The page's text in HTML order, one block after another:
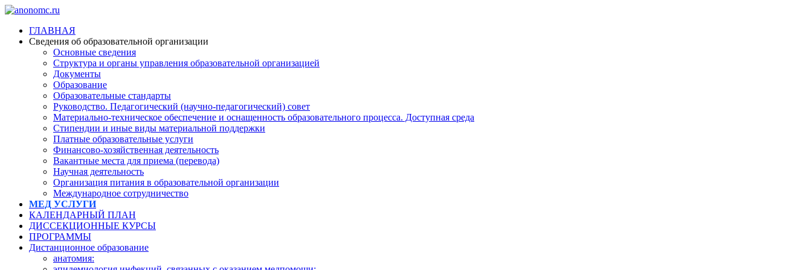
ГЛАВНАЯ
Сведения об образовательной организации
Основные сведения
Структура и органы управления образовательной организацией
Документы
Образование
Образовательные стандарты
Руководство. Педагогический (научно-педагогический) совет
Материально-техническое обеспечение и оснащенность образовательного процесса. Доступная среда
Стипендии и иные виды материальной поддержки
Платные образовательные услуги
Финансово-хозяйственная деятельность
Вакантные места для приема (перевода)
Научная деятельность
Организация питания в образовательной организации
Международное сотрудничество
МЕД УСЛУГИ
КАЛЕНДАРНЫЙ ПЛАН
ДИССЕКЦИОННЫЕ КУРСЫ
ПРОГРАММЫ
Дистанционное образование
анатомия: